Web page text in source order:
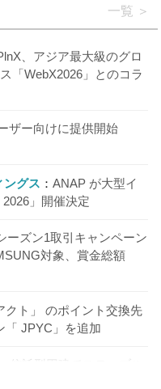
一覧
、アジア最大級のグロ
「WebX2026」とのコラ
ザー向けに提供開始
ングス
ANAP が大型イ
」開催決定
ーズン1取引キャンペーン
対象、賞金総額
クト」 のポイント交換先
「 JPYC」を追加
信託型円建てステーブル